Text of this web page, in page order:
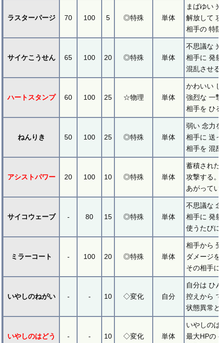
ラスターパージ 70 100 5 ◎特殊 単体
まばゆい
解放して
相手の 特
サイケこうせん 65 100 20 ◎特殊 単体
不思議な
相手に 発
混乱させ
ハートスタンプ 60 100 25 ☆物理 単体
かわいい
強烈な 一
相手を ひ
ねんりき 50 100 25 ◎特殊 単体
弱い 念力
相手に 送
相手を 混
アシストパワー 20 100 10 ◎特殊 単体
蓄積され
攻撃する
あがって
サイコウェーブ - 80 15 ◎特殊 単体
不思議な
相手に 発
使うたび
ミラーコート - 100 20 ◎特殊 単体
相手から
ダメージ
その相手
いやしのねがい - - 10 ◇変化 自分
自分は ひ
控えから
状態異常
いやしのはどう - - 10 ◇変化 単体
いやしの
最大HPの